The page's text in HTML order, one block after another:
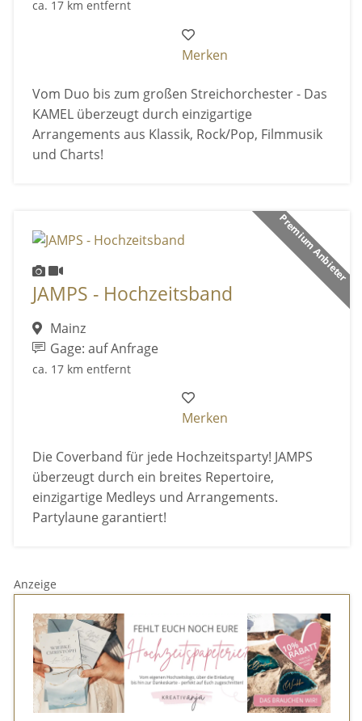
ca. 17 km entfernt
Merken
Vom Duo bis zum großen Streichorchester - Das
KAMEL überzeugt durch einzigartige
Arrangements aus Klassik, Rock/Pop, Filmmusik
und Charts!
Premium Anbieter
JAMPS - Hochzeitsband
Mainz
Gage: auf Anfrage
ca. 17 km entfernt
Merken
Die Coverband für jede Hochzeitsparty! JAMPS
überzeugt durch ein breites Repertoire,
einzigartige Medleys und Arrangements.
Partylaune garantiert!
Anzeige